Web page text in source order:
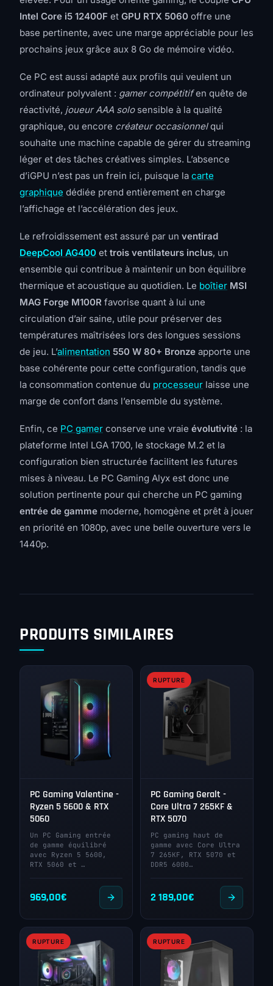
Intel Core i5 12400F et GPU RTX 5060 offre une
base pertinente, avec une marge appréciable pour les
prochains jeux grâce aux 8 Go de mémoire vidéo.
Ce PC est aussi adapté aux profils qui veulent un
ordinateur polyvalent : gamer compétitifen quête de
réactivité, joueur AAA solosensible à la qualité
graphique, ou encore créateur occasionnelqui
souhaite une machine capable de gérer du streaming
léger et des tâches créatives simples. L’absence
d’iGPU n’est pas un frein ici, puisque la carte
graphique dédiée prend entièrement en charge
l’affichage et l’accélération des jeux.
Le refroidissement est assuré par un ventirad
DeepCool AG400 et trois ventilateurs inclus, un
ensemble qui contribue à maintenir un bon équilibre
thermique et acoustique au quotidien. Le boîtier MSI
MAG Forge M100R favorise quant à lui une
circulation d’air saine, utile pour préserver des
températures maîtrisées lors des longues sessions
de jeu. L’alimentation 550 W 80+ Bronze apporte une
base cohérente pour cette configuration, tandis que
la consommation contenue du processeur laisse une
marge de confort dans l’ensemble du système.
Enfin, ce PC gamer conserve une vraie évolutivité : la
plateforme Intel LGA 1700, le stockage M.2 et la
configuration bien structurée facilitent les futures
mises à niveau. Le PC Gaming Alyx est donc une
solution pertinente pour qui cherche un PC gaming
entrée de gamme moderne, homogène et prêt à jouer
en priorité en 1080p, avec une belle ouverture vers le
1440p.
PRODUITS SIMILAIRES
PC Gaming Valentine -
Ryzen 5 5600 & RTX
5060
Un PC Gaming entrée
de gamme équilibré
avec Ryzen 5 5600,
RTX 5060 et …
969,00€
RUPTURE
PC Gaming Geralt -
Core Ultra 7 265KF &
RTX 5070
PC gaming haut de
gamme avec Core Ultra
7 265KF, RTX 5070 et
DDR5 6000…
2 189,00€
RUPTURE RUPTURE